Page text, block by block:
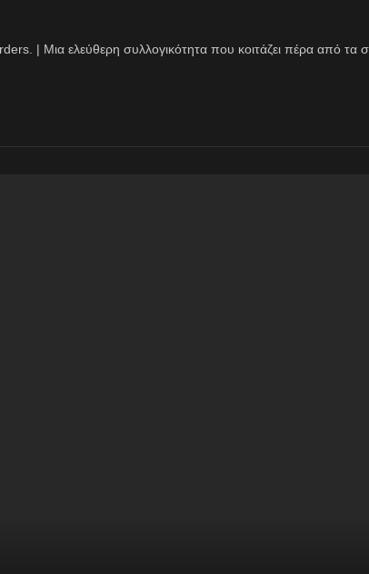
| Μια ελεύθερη συλλογικότητα που κοιτάζει πέρα από τα